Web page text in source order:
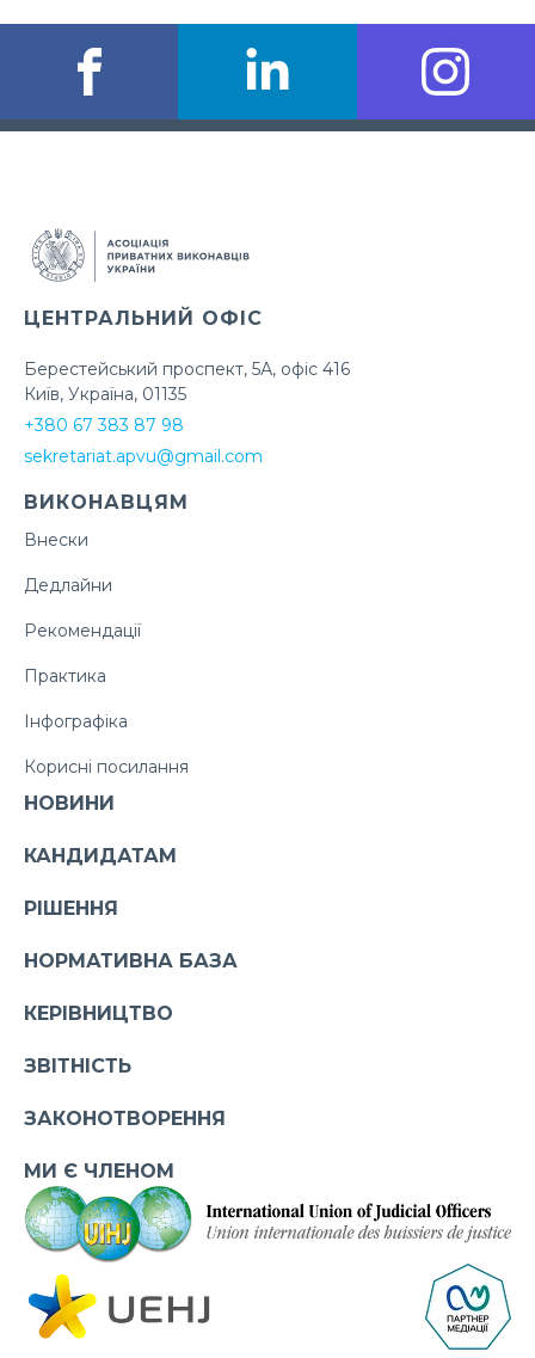
ЦЕНТРАЛЬНИЙ ОФІС
Берестейський проспект, 5А, офіс 416
Київ, Україна, 01135
+380 67 383 87 98
sekretariat.apvu@gmail.com
ВИКОНАВЦЯМ
Внески
Дедлайни
Рекомендації
Практика
Інфографіка
Корисні посилання
НОВИНИ
КАНДИДАТАМ
РІШЕННЯ
НОРМАТИВНА БАЗА
КЕРІВНИЦТВО
ЗВІТНІСТЬ
ЗАКОНОТВОРЕННЯ
МИ Є ЧЛЕНОМ